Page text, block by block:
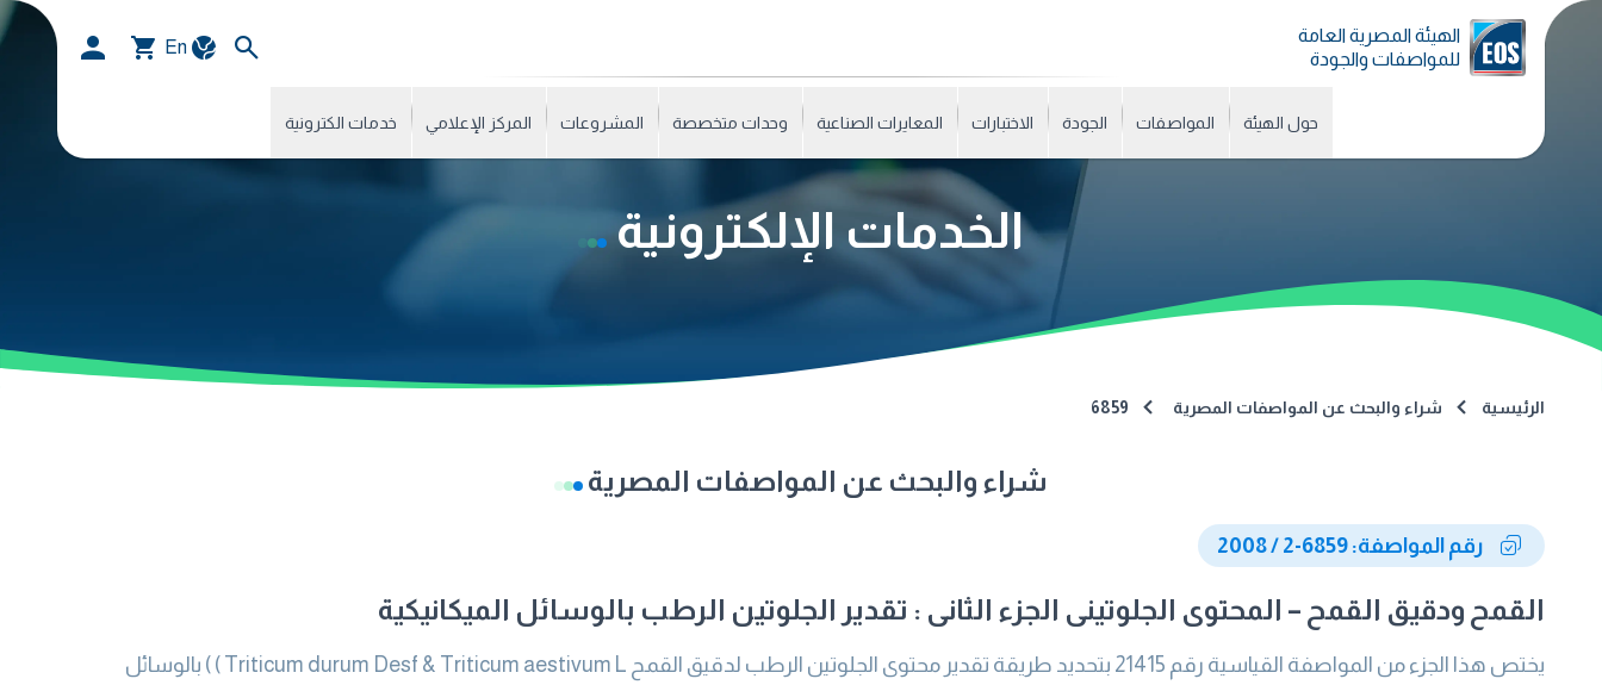
الهيئة المصرية العامة
للمواصفات والجودة
En
حول الهيئة المواصفات الجودة الاختبارات المعايرات الصناعية وحدات متخصصة المشروعات المركز الإعلامي خدمات الكترونية
الخدمات الإلكترونية
الرئيسية شراء والبحث عن المواصفات المصرية 6859
شراء والبحث عن المواصفات المصرية
رقم المواصفة: 6859-2 / 2008
القمح ودقيق القمح – المحتوى الجلوتينى الجزء الثانى : تقدير الجلوتين الرطب بالوسائل الميكانيكية
يختص هذا الجزء من المواصفة القياسية رقم 21415 بتحديد طريقة تقدير محتوى الجلوتين الرطب لدقيق القمح Triticum durum Desf & Triticum aestivum L ) ) بالوسائل